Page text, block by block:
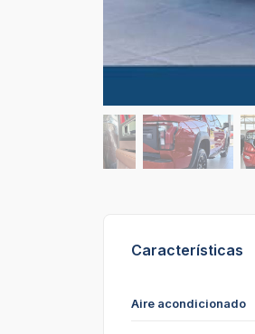
Características
Aire acondicionado